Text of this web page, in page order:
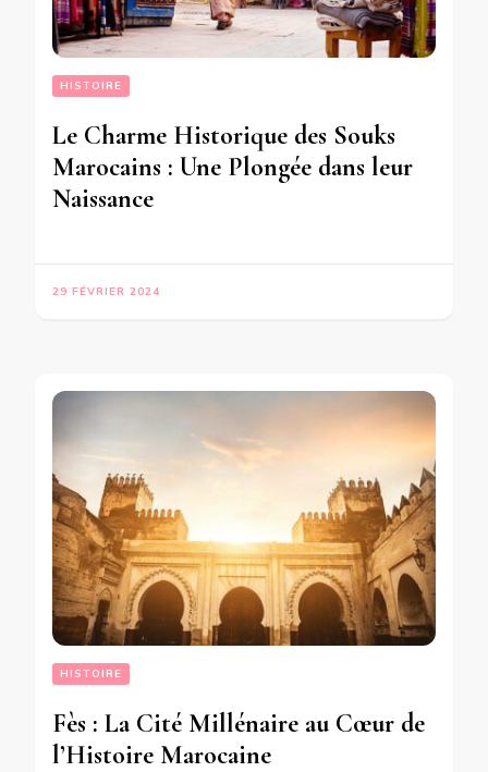
HISTOIRE
Le Charme Historique des Souks
Marocains : Une Plongée dans leur
Naissance
29 FÉVRIER 2024
HISTOIRE
Fès : La Cité Millénaire au Cœur de
l’Histoire Marocaine